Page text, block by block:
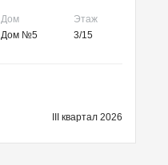
Дом
Этаж
Дом №5 3/15
III квартал 2026